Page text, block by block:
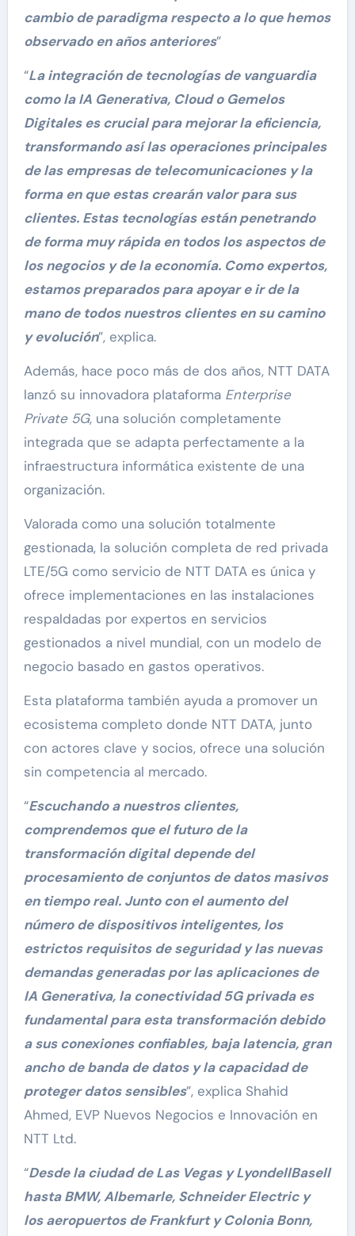
cambio de paradigma respecto a lo que hemos
observado en años anteriores”
“La integración de tecnologías de vanguardia
como la IA Generativa, Cloud o Gemelos
Digitales es crucial para mejorar la eficiencia,
transformando así las operaciones principales
de las empresas de telecomunicaciones y la
forma en que estas crearán valor para sus
clientes. Estas tecnologías están penetrando
de forma muy rápida en todos los aspectos de
los negocios y de la economía. Como expertos,
estamos preparados para apoyar e ir de la
mano de todos nuestros clientes en su camino
y evolución”, explica.
Además, hace poco más de dos años, NTT DATA
lanzó su innovadora plataforma Enterprise
Private 5G, una solución completamente
integrada que se adapta perfectamente a la
infraestructura informática existente de una
organización.
Valorada como una solución totalmente
gestionada, la solución completa de red privada
LTE/5G como servicio de NTT DATA es única y
ofrece implementaciones en las instalaciones
respaldadas por expertos en servicios
gestionados a nivel mundial, con un modelo de
negocio basado en gastos operativos.
Esta plataforma también ayuda a promover un
ecosistema completo donde NTT DATA, junto
con actores clave y socios, ofrece una solución
sin competencia al mercado.
“Escuchando a nuestros clientes,
comprendemos que el futuro de la
transformación digital depende del
procesamiento de conjuntos de datos masivos
en tiempo real. Junto con el aumento del
número de dispositivos inteligentes, los
estrictos requisitos de seguridad y las nuevas
demandas generadas por las aplicaciones de
IA Generativa, la conectividad 5G privada es
fundamental para esta transformación debido
a sus conexiones confiables, baja latencia, gran
ancho de banda de datos y la capacidad de
proteger datos sensibles”, explica Shahid
Ahmed, EVP Nuevos Negocios e Innovación en
NTT Ltd.
“Desde la ciudad de Las Vegas y LyondellBasell
hasta BMW, Albemarle, Schneider Electric y
los aeropuertos de Frankfurt y Colonia Bonn,